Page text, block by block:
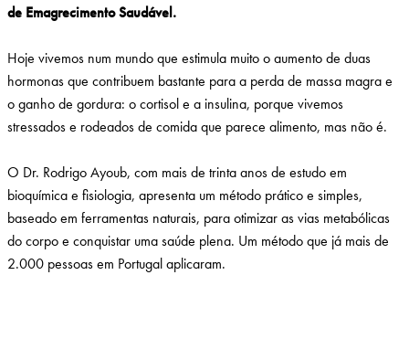
de Emagrecimento Saudável.
Hoje vivemos num mundo que estimula muito o aumento de duas
hormonas que contribuem bastante para a perda de massa magra e
o ganho de gordura: o cortisol e a insulina, porque vivemos
stressados e rodeados de comida que parece alimento, mas não é.
O Dr. Rodrigo Ayoub, com mais de trinta anos de estudo em
bioquímica e fisiologia, apresenta um método prático e simples,
baseado em ferramentas naturais, para otimizar as vias metabólicas
do corpo e conquistar uma saúde plena. Um método que já mais de
2.000 pessoas em Portugal aplicaram.